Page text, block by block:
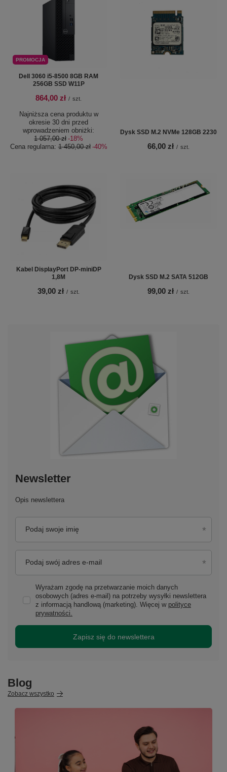
PROMOCJA
Dell 3060 i5-8500 8GB RAM
256GB SSD W11P
864,00 zł / szt.
Najniższa cena produktu w
okresie 30 dni przed
wprowadzeniem obniżki:
1 057,00 zł -18%
Cena regularna:1 450,00 zł -40%
Dysk SSD M.2 NVMe 128GB 2230
66,00 zł / szt.
Kabel DisplayPort DP-miniDP
1,8M
39,00 zł / szt.
Dysk SSD M.2 SATA 512GB
99,00 zł / szt.
Newsletter
Opis newslettera
Podaj swoje imię
Podaj swój adres e-mail
Wyrażam zgodę na przetwarzanie moich danych
osobowych (adres e-mail) na potrzeby wysyłki newslettera
z informacją handlową (marketing). Więcej w polityce
prywatności.
Zapisz się do newslettera
Blog
Zobacz wszystko